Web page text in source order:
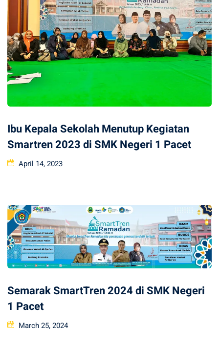
Ibu Kepala Sekolah Menutup Kegiatan
Smartren 2023 di SMK Negeri 1 Pacet
Posted
April 14, 2023
Semarak SmartTren 2024 di SMK Negeri
1 Pacet
Posted
March 25, 2024